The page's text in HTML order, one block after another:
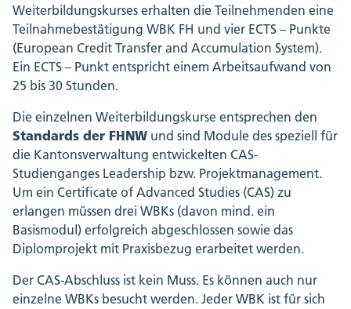
Weiterbildungskurses erhalten die Teilnehmenden eine
Teilnahmebestätigung WBK FH und vier ECTS – Punkte
(European Credit Transfer and Accumulation System).
Ein ECTS – Punkt entspricht einem Arbeitsaufwand von
25 bis 30 Stunden.
Die einzelnen Weiterbildungskurse entsprechen den
Standards der FHNW und sind Module des speziell für
die Kantonsverwaltung entwickelten CAS-
Studienganges Leadership bzw. Projektmanagement.
Um ein Certificate of Advanced Studies (CAS) zu
erlangen müssen drei WBKs (davon mind. ein
Basismodul) erfolgreich abgeschlossen sowie das
Diplomprojekt mit Praxisbezug erarbeitet werden.
Der CAS-Abschluss ist kein Muss. Es können auch nur
einzelne WBKs besucht werden. Jeder WBK ist für sich